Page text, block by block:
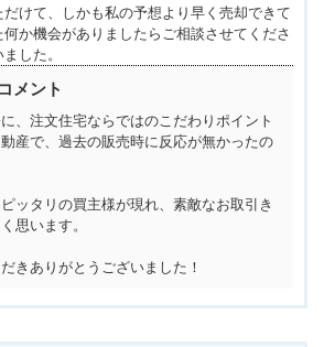
けて、しかも私の予想より早く売却できて
か機会がありましたらご相談させてくださ
した。
メント
、注文住宅ならではのこだわりポイント
産で、過去の販売時に反応が無かったの
ッタリの買主様が現れ、素敵なお取引き
思います。
きありがとうございました！